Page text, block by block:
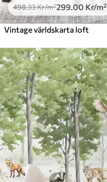
498.33Kr/m²299 .00 Kr/m²
Vintage världskarta loft